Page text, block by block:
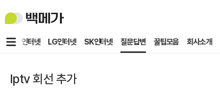
백
메
KT인터넷 LG인터넷 SK인터넷 질문답변 꿀팁모음 회사소개
메
Iptv 회선 추가